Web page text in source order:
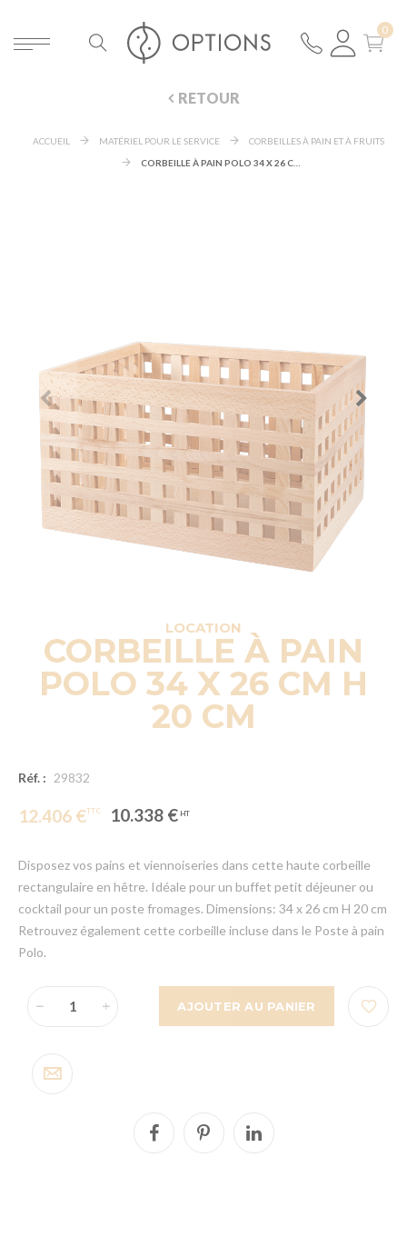
RETOUR
ACCUEIL MATÉRIEL POUR LE SERVICE
CORBEILLES À PAIN ET À FRUITS
LOCATION
CORBEILLE À PAIN
POLO 34 X 26 CM H
20 CM
Réf. : 29832
12.406 € 10.338 €
Disposez vos pains et viennoiseries dans cette haute corbeille
rectangulaire en hêtre. Idéale pour un buffet petit déjeuner ou
cocktail pour un poste fromages. Dimensions: 34 x 26 cm H 20 cm
Retrouvez également cette corbeille incluse dans le Poste à pain
Polo.
AJOUTER AU PANIER